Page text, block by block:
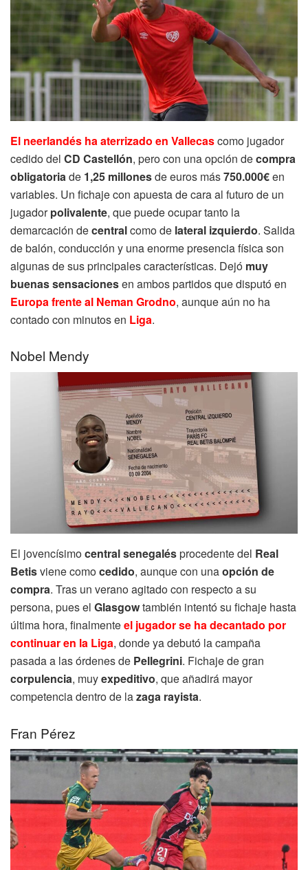
El neerlandés ha aterrizado en Vallecascomo jugador
cedido del CD Castellón, pero con una opción decompra
obligatoriade 1,25 millonesde euros más750.000€en
variables. Un fichaje con apuesta de cara al futuro de un
jugadorpolivalente, que puede ocupar tanto la
demarcación decentralcomo de lateral izquierdo. Salida
de balón, conducción y una enorme presencia física son
algunas de sus principales características. Dejó muy
buenas sensacionesen ambos partidos que disputó en
Europa frente al Neman Grodno, aunque aún no ha
contado con minutos en Liga.
Nobel Mendy
El jovencísimocentral senegalésprocedente del Real
Betisviene comocedido, aunque con unaopción de
compra. Tras un verano agitado con respecto a su
persona, pues el Glasgowtambién intentó su fichaje hasta
última hora, finalmenteel jugador se ha decantado por
continuar en la Liga, donde ya debutó la campaña
pasada a las órdenes de Pellegrini. Fichaje de gran
corpulencia, muyexpeditivo, que añadirá mayor
competencia dentro de lazaga rayista.
Fran Pérez